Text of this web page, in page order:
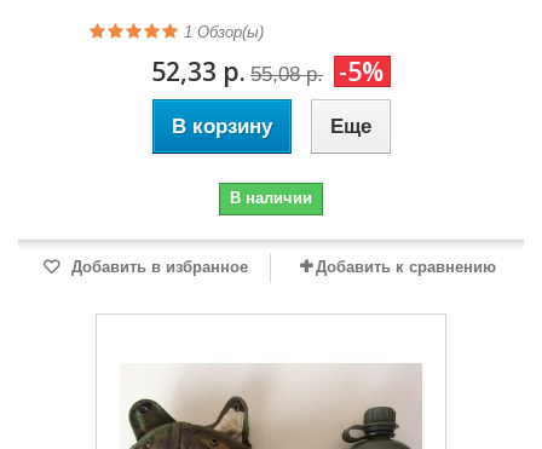
1 Обзор(ы)
52,33 р. 55,08 р. -5%
В корзину Еще
В наличии
Добавить в избранное Добавить к сравнению